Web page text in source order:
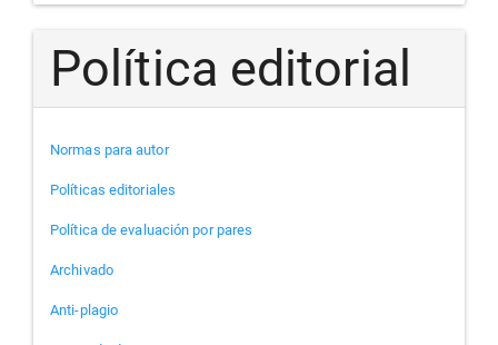
Política editorial
Normas para autor
Políticas editoriales
Política de evaluación por pares
Archivado
Anti-plagio